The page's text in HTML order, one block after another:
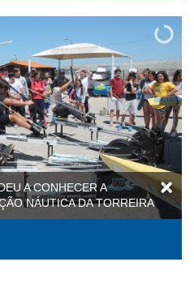
A CONHECER A
NÁUTICA DA TORREIRA